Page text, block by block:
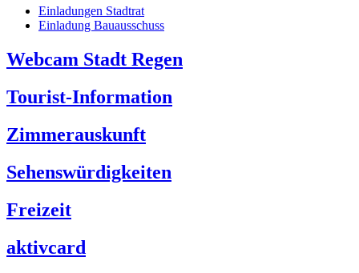
Einladungen Stadtrat
Einladung Bauausschuss
Webcam Stadt Regen
Tourist-Information
Zimmerauskunft
Sehenswürdigkeiten
Freizeit
aktivcard